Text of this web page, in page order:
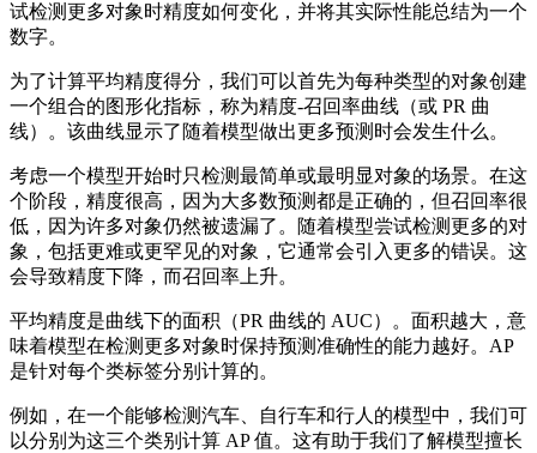
试检测更多对象时精度如何变化，并将其实际性能总结为一个
数字。
为了计算平均精度得分，我们可以首先为每种类型的对象创建
一个组合的图形化指标，称为精度-召回率曲线（或 PR 曲
线）。该曲线显示了随着模型做出更多预测时会发生什么。
考虑一个模型开始时只检测最简单或最明显对象的场景。在这
个阶段，精度很高，因为大多数预测都是正确的，但召回率很
低，因为许多对象仍然被遗漏了。随着模型尝试检测更多的对
象，包括更难或更罕见的对象，它通常会引入更多的错误。这
会导致精度下降，而召回率上升。
平均精度是曲线下的面积（PR 曲线的 AUC）。面积越大，意
味着模型在检测更多对象时保持预测准确性的能力越好。AP
是针对每个类标签分别计算的。
例如，在一个能够检测汽车、自行车和行人的模型中，我们可
以分别为这三个类别计算 AP 值。这有助于我们了解模型擅长